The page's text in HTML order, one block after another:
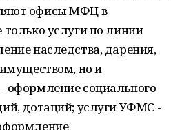
офисы МФЦ в
услуги по линии
наследства, дарения,
но и
оформление социального
дотаций; услуги УФМС -